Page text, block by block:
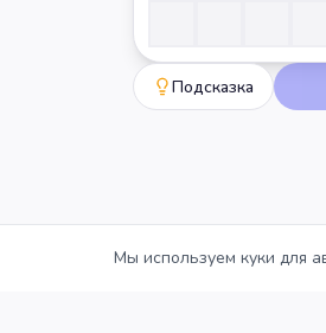
Подсказка
Мы используем куки для